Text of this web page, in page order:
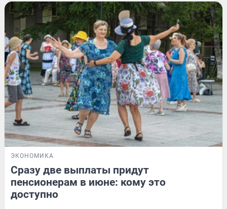
ЭКОНОМИКА
Сразу две выплаты придут
пенсионерам в июне: кому это
доступно